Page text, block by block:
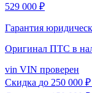
529 000 ₽
Гарантия
Оригинал ПТС в
vin VIN проверен
Скидка до 250 000 ₽